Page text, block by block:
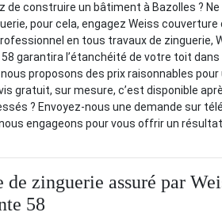
de construire un bâtiment à Bazolles ?
pour cela, engagez Weiss couverture
en tous travaux de zinguerie,
garantira l’étanchéité de votre toit dans
proposons des prix raisonnables
gratuit, sur mesure, c’est disponible
? Envoyez-nous une demande sur
engageons pour vous offrir un
de zinguerie assuré par
58